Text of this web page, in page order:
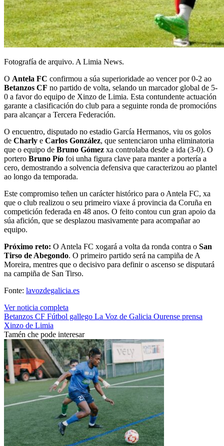
Fotografía de arquivo. A Limia News.
O Antela FC confirmou a súa superioridade ao vencer por 0-2 ao
Betanzos CF no partido de volta, selando un marcador global de 5-
0 a favor do equipo de Xinzo de Limia. Esta contundente actuación
garante a clasificación do club para a seguinte ronda de promocións
para alcançar a Tercera Federación.
O encuentro, disputado no estadio García Hermanos, viu os golos
de Charly e Carlos González, que sentenciaron unha eliminatoria
que o equipo de Bruno Gómez xa controlaba desde a ida (3-0). O
portero Bruno Pío foi unha figura clave para manter a portería a
cero, demostrando a solvencia defensiva que caracterizou ao plantel
ao longo da temporada.
Este compromiso teñen un carácter histórico para o Antela FC, xa
que o club realizou o seu primeiro viaxe á provincia da Coruña en
competición federada en 48 anos. O feito contou cun gran apoio da
súa afición, que se desplazou masivamente para acompañar ao
equipo.
Próximo reto: O Antela FC xogará a volta da ronda contra o San
Tirso de Abegondo. O primeiro partido será na campiña de A
Moreira, mentres que o decisivo para definir o ascenso se disputará
na campiña de San Tirso.
Fonte: lavozdegalicia.es
Ver noticia completa
Betanzos CF Fútbol gallego La Voz de Galicia Ourense prensa
Xinzo de Limia
Tamén che pode interesar